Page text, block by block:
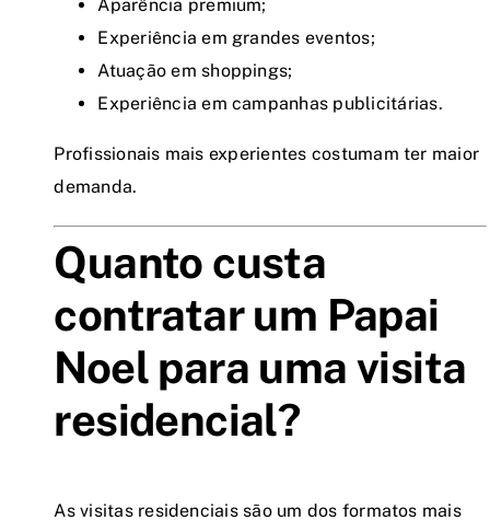
Aparência premium;
Experiência em grandes eventos;
Atuação em shoppings;
Experiência em campanhas publicitárias.
Profissionais mais experientes costumam ter maior
demanda.
Quanto custa
contratar um Papai
Noel para uma visita
residencial?
As visitas residenciais são um dos formatos mais